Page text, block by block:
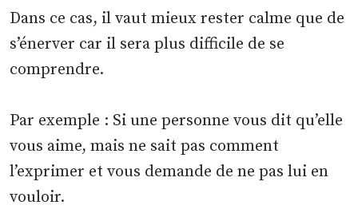
Dans ce cas, il vaut mieux rester calme que de
s’énerver car il sera plus difficile de se
comprendre.
Par exemple : Si une personne vous dit qu’elle
vous aime, mais ne sait pas comment
l’exprimer et vous demande de ne pas lui en
vouloir.